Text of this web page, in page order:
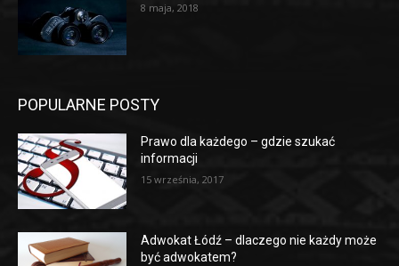
8 maja, 2018
POPULARNE POSTY
Prawo dla każdego – gdzie szukać
informacji
15 września, 2017
Adwokat Łódź – dlaczego nie każdy może
być adwokatem?